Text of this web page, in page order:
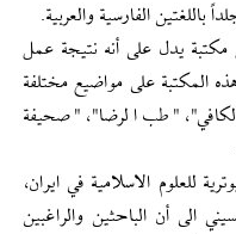
كتاب بشكل مكتبة يدل على أنه نتيجة عمل
المكتبة على مواضيع مختلفة
"طب الرضا"، "صحيفة‌
للعلوم الاسلامية في ايران،
الى أن الباحثين والراغبين